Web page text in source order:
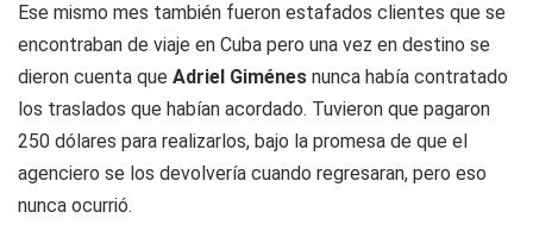
Ese mismo mes también fueron estafados clientes que se
encontraban de viaje en Cuba pero una vez en destino se
dieron cuenta que Adriel Giménes nunca había contratado
los traslados que habían acordado. Tuvieron que pagaron
250 dólares para realizarlos, bajo la promesa de que el
agenciero se los devolvería cuando regresaran, pero eso
nunca ocurrió.